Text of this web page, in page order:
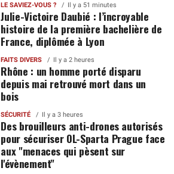
LE SAVIEZ-VOUS ? Il y a 51 minutes
Julie-Victoire Daubié : l’incroyable
histoire de la première bachelière de
France, diplômée à Lyon
FAITS DIVERS Il y a 2 heures
Rhône : un homme porté disparu
depuis mai retrouvé mort dans un
bois
SÉCURITÉ Il y a 3 heures
Des brouilleurs anti-drones autorisés
pour sécuriser OL-Sparta Prague face
aux "menaces qui pèsent sur
l'évènement"